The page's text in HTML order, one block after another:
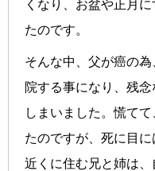
くなり、お盆や正月
たのです。
そんな中、父が癌の
院する事になり、残
しまいました。慌て
たのですが、死に目に
近くに住む兄と姉は